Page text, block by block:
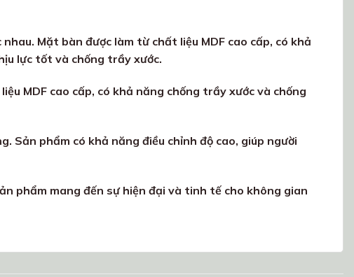
Mặt bàn được làm từ chất liệu MDF cao cấp, có khả
lực tốt và chống trầy xước.
MDF cao cấp, có khả năng chống trầy xước và chống
Sản phẩm có khả năng điều chỉnh độ cao, giúp người
phẩm mang đến sự hiện đại và tinh tế cho không gian